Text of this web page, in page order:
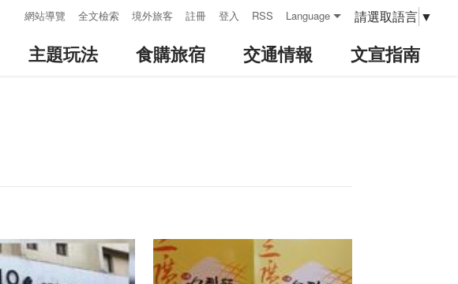
網站導覽 全文檢索 境外旅客 註冊 登入 RSS Language 請選取語言 ▼
主題玩法 食購旅宿 交通情報 文宣指南